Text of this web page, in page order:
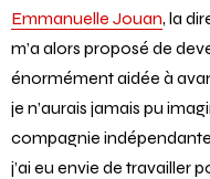
Emmanuelle Jouan, la
m’a alors proposé de
énormément aidée à
je n’aurais jamais pu
compagnie
j’ai eu envie de travailler